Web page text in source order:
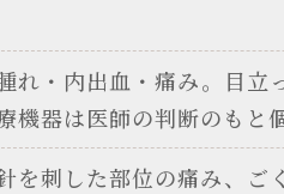
れ・内出血・痛み。目立
機器は医師の判断のもと
を刺した部位の痛み、ご